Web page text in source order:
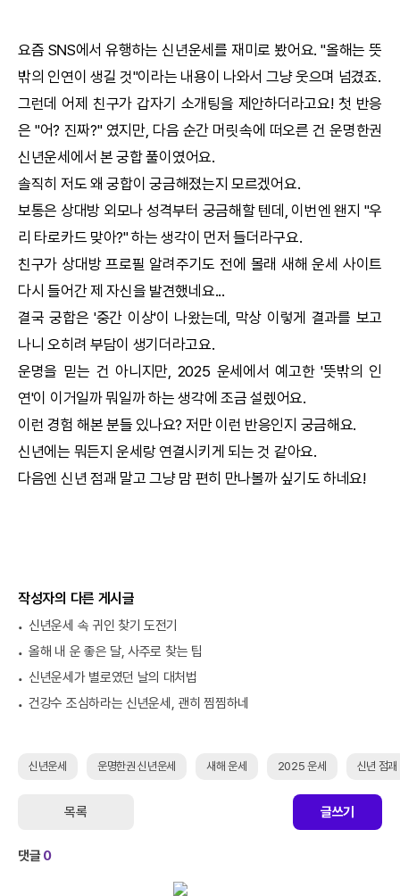
문의사항
요즘 SNS에서 유행하는신년운세를 재미로 봤어요. "올해는 뜻
밖의 인연이 생길 것"이라는 내용이 나와서 그냥 웃으며 넘겼죠.
그런데 어제 친구가 갑자기 소개팅을 제안하더라고요! 첫 반응
은 "어? 진짜?" 였지만, 다음 순간 머릿속에 떠오른 건운명한권
신년운세 에서 본궁합풀이였어요.
솔직히 저도 왜궁합이 궁금해졌는지 모르겠어요.
보통은 상대방 외모나 성격부터 궁금해할 텐데, 이번엔 왠지 "우
리 타로카드 맞아?" 하는 생각이 먼저 들더라구요.
친구가 상대방 프로필 알려주기도 전에 몰래 새해 운세 사이트
다시 들어간 제 자신을 발견했네요...
결국궁합은 '중간 이상'이 나왔는데, 막상 이렇게 결과를 보고
나니 오히려 부담이 생기더라고요.
운명을 믿는 건 아니지만, 2025 운세에서 예고한 '뜻밖의 인
연'이 이거일까 뭐일까 하는 생각에 조금 설렜어요.
이런 경험 해본 분들 있나요? 저만 이런 반응인지 궁금해요.
신년에는 뭐든지 운세랑 연결시키게 되는 것 같아요.
다음엔 신년 점괘 말고 그냥 맘 편히 만나볼까 싶기도 하네요!
작성자의 다른 게시글
신년운세 속 귀인 찾기 도전기
올해 내 운 좋은 달, 사주로 찾는 팁
신년운세가 별로였던 날의 대처법
건강수 조심하라는 신년운세, 괜히 찜찜하네
신년운세 운명한권 신년운세 새해 운세 2025 운세 신년 점괘
목록 글쓰기
댓글0